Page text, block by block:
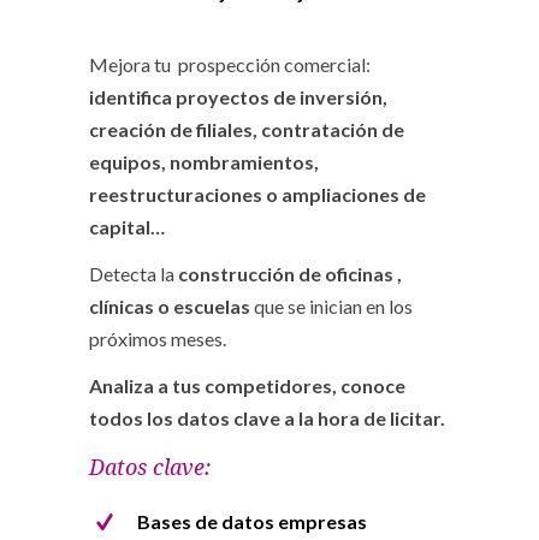
Mejora tu prospección comercial:
identifica proyectos de inversión,
creación de filiales, contratación de
equipos, nombramientos,
reestructuraciones o ampliaciones de
capital…
Detecta la construcción de oficinas ,
clínicas o escuelas que se inician en los
próximos meses.
Analiza a tus competidores, conoce
todos los datos clave a la hora de licitar.
Datos clave:
Bases de datos empresas